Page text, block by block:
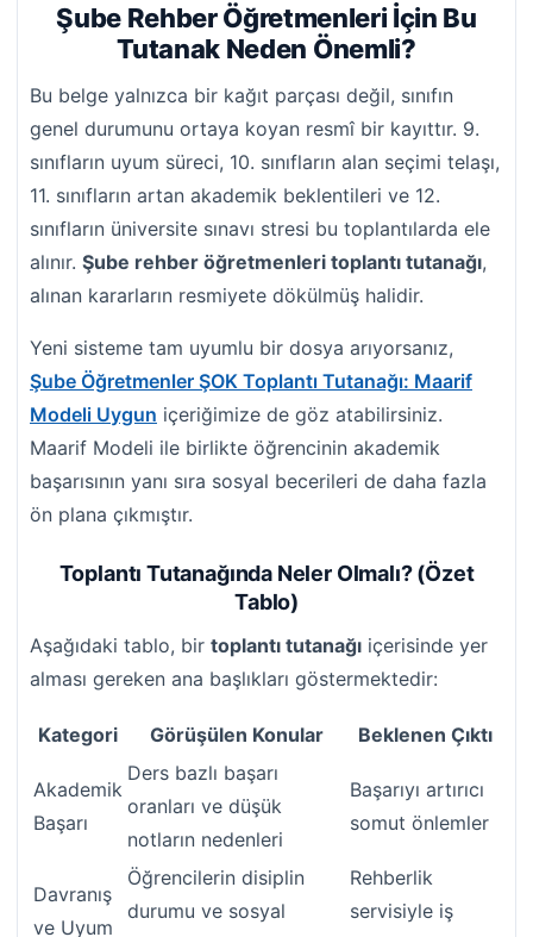
Şube Rehber Öğretmenleri İçin Bu
Tutanak Neden Önemli?
Bu belge yalnızca bir kağıt parçası değil, sınıfın
genel durumunu ortaya koyan resmî bir kayıttır. 9.
sınıfların uyum süreci, 10. sınıfların alan seçimi telaşı,
11. sınıfların artan akademik beklentileri ve 12.
sınıfların üniversite sınavı stresi bu toplantılarda ele
alınır. Şube rehber öğretmenleri toplantı tutanağı,
alınan kararların resmiyete dökülmüş halidir.
Yeni sisteme tam uyumlu bir dosya arıyorsanız,
Şube Öğretmenler ŞOK Toplantı Tutanağı: Maarif
Modeli Uygun içeriğimize de göz atabilirsiniz.
Maarif Modeli ile birlikte öğrencinin akademik
başarısının yanı sıra sosyal becerileri de daha fazla
ön plana çıkmıştır.
Toplantı Tutanağında Neler Olmalı? (Özet
Tablo)
Aşağıdaki tablo, bir toplantı tutanağı içerisinde yer
alması gereken ana başlıkları göstermektedir:
Kategori Görüşülen Konular Beklenen Çıktı
Akademik
Başarı
Ders bazlı başarı
oranları ve düşük
notların nedenleri
Başarıyı artırıcı
somut önlemler
Davranış
ve Uyum
Öğrencilerin disiplin
durumu ve sosyal
Rehberlik
servisiyle iş